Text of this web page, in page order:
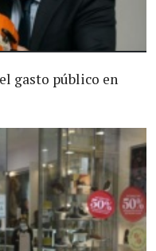
gasto público en